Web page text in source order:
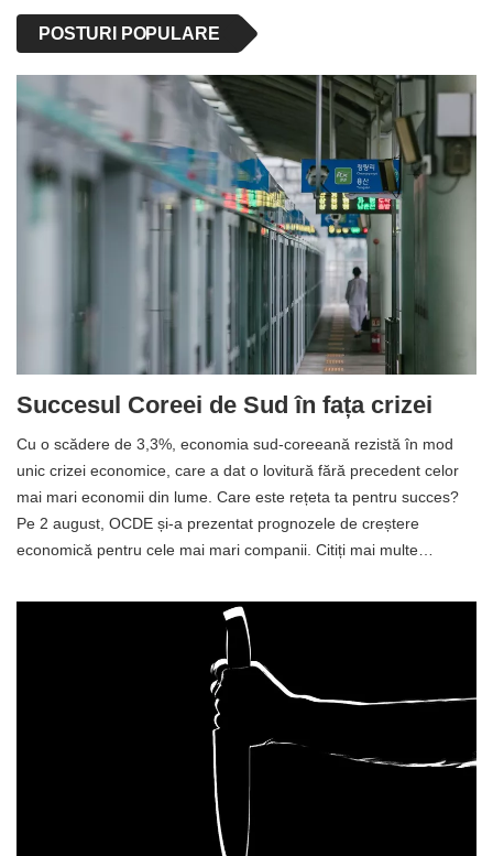
POSTURI POPULARE
Succesul Coreei de Sud în fața crizei
Cu o scădere de 3,3%, economia sud-coreeană rezistă în mod
unic crizei economice, care a dat o lovitură fără precedent celor
mai mari economii din lume. Care este rețeta ta pentru succes?
Pe 2 august, OCDE și-a prezentat prognozele de creștere
economică pentru cele mai mari companii. Citiți mai multe…